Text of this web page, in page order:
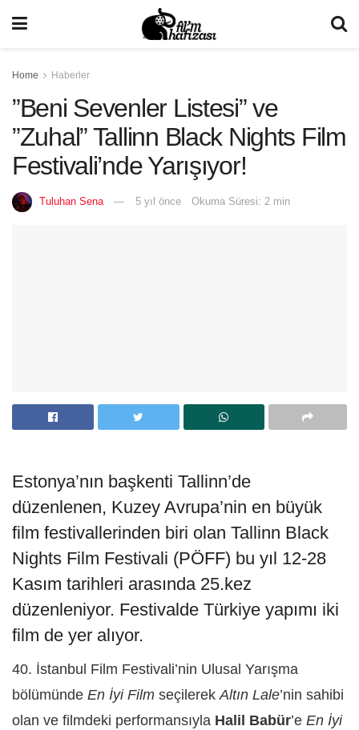
Home Haberler
”Beni Sevenler Listesi” ve
”Zuhal” Tallinn Black Nights Film
Festivali’nde Yarışıyor!
Tuluhan Sena 5 yıl önce Okuma Süresi: 2 min
Estonya’nın başkenti Tallinn’de
düzenlenen, Kuzey Avrupa’nin en büyük
film festivallerinden biri olan Tallinn Black
Nights Film Festivali (PÖFF) bu yıl 12-28
Kasım tarihleri arasında 25.kez
düzenleniyor. Festivalde Türkiye yapımı iki
film de yer alıyor.
40. İstanbul Film Festivali’nin Ulusal Yarışma
bölümünde En İyi Film seçilerekAltın Lale’nin sahibi
olan ve filmdeki performansıyla Halil Babür’e En İyi